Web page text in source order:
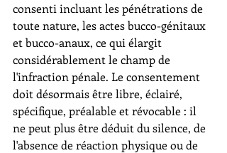
consenti incluant les pénétrations de
toute nature, les actes bucco-génitaux
et bucco-anaux, ce qui élargit
considérablement le champ de
l'infraction pénale. Le consentement
doit désormais être libre, éclairé,
spécifique, préalable et révocable : il
ne peut plus être déduit du silence, de
l'absence de réaction physique ou de